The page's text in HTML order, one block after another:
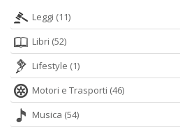
Leggi (11)
Libri (52)
Lifestyle (1)
Motori e Trasporti (46)
Musica (54)